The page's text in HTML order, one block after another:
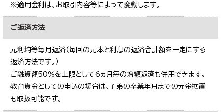
※適用金利は、お取引内容等によって変動します。
ご返済方法
元利均等毎月返済（毎回の元本と利息の返済合計額を一定にする
返済方法です。）
ご融資額50％を上限として6ヵ月毎の増額返済も併用できます。
教育資金としての申込の場合は、子弟の卒業年月までの元金据置
も取扱可能です。